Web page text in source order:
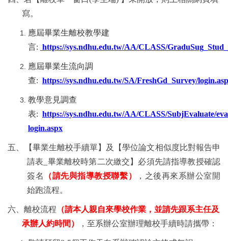
寫。
應屆畢業生離校教學建
言: https://sys.ndhu.edu.tw/AA/CLASS/
應屆畢業生流向調
查: https://sys.ndhu.edu.tw/SA/FreshGd_Survey/
教學意見調查
表: https://sys.ndhu.edu.tw/AA/CLASS/SubjEvaluate/
login.aspx
五、【畢業生離校手續單】及【學位論文相似度比對報告申
請表 畢業離校時第二次繳交】必須先請指導教授確認
簽名
（請先與指導教授聯繫）
，之後再來系辦公室開
始跑流程。
六、離校流程 （請本人親自來學校作業，並請先跟系主任及
承辦人約時間）
，至系辦公室辦理離校手續時請攜帶：